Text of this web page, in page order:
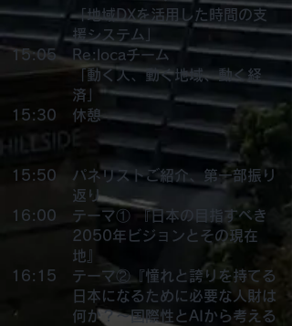
15:05
15:30
15:50
16:00
16:15
「地域DXを活用した時間の支
援システム」
Re:locaチーム
「動く人、動く地域、動く経
済」
​休憩
パネリストご紹介、第一部振り
返り
テーマ① 『日本の目指すべき
2050年ビジョンとその現在
地』
テーマ②『憧れと誇りを持てる
日本になるために必要な人財は
何か？～国際性とAIから考える